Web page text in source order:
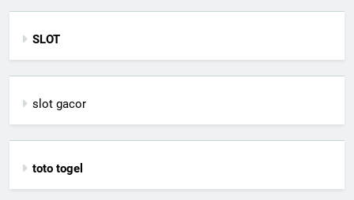
SLOT
slot gacor
toto togel